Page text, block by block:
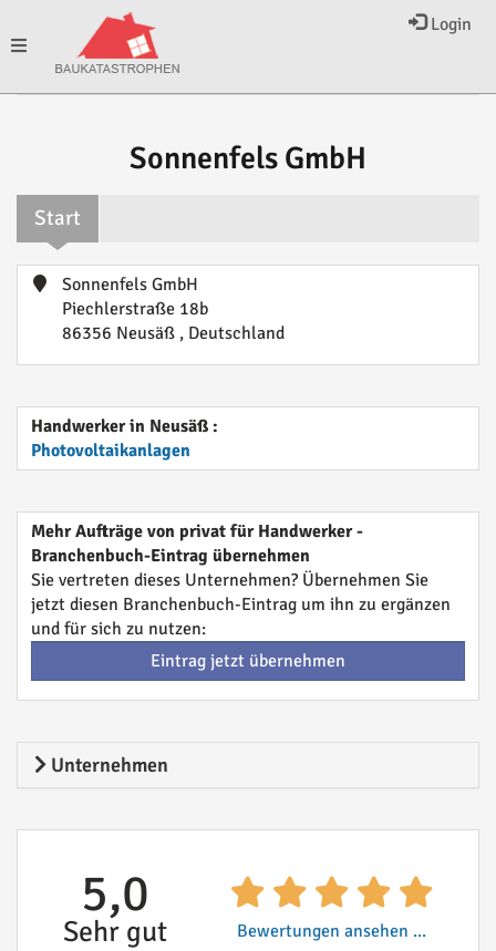
Login
Toggle
Sonnenfels GmbH
Start
Sonnenfels GmbH
Piechlerstraße 18b
86356 Neusäß , Deutschland
Handwerker in Neusäß :
Photovoltaikanlagen
Mehr Aufträge von privat für Handwerker -
Branchenbuch-Eintrag übernehmen
Sie vertreten dieses Unternehmen? Übernehmen Sie
jetzt diesen Branchenbuch-Eintrag um ihn zu ergänzen
und für sich zu nutzen:
Eintrag jetzt übernehmen
Unternehmen
5,0
Sehr gut Bewertungen ansehen ...